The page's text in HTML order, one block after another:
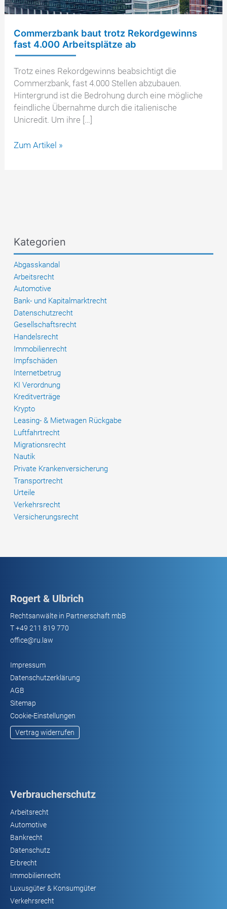
Commerzbank baut trotz Rekordgewinns
fast 4.000 Arbeitsplätze ab
Trotz eines Rekordgewinns beabsichtigt die
Commerzbank, fast 4.000 Stellen abzubauen.
Hintergrund ist die Bedrohung durch eine mögliche
feindliche Übernahme durch die italienische
Unicredit. Um ihre […]
Commerzbank
Zum Artikel »
Kategorien
Abgasskandal
Arbeitsrecht
Automotive
Bank- und Kapitalmarktrecht
Datenschutzrecht
Gesellschaftsrecht
Handelsrecht
Immobilienrecht
Impfschäden
Internetbetrug
KI Verordnung
Kreditverträge
Krypto
Leasing- & Mietwagen Rückgabe
Luftfahrtrecht
Migrationsrecht
Nautik
Private Krankenversicherung
Transportrecht
Urteile
Verkehrsrecht
Versicherungsrecht
Rogert & Ulbrich
Rechtsanwälte in Partnerschaft mbB
T+49 211 819 770
office@ru.law
Impressum
Datenschutzerklärung
AGB
Sitemap
Cookie-Einstellungen
Vertrag widerrufen
Verbraucherschutz
Arbeitsrecht
Automotive
Bankrecht
Datenschutz
Erbrecht
Immobilienrecht
Luxusgüter & Konsumgüter
Verkehrsrecht